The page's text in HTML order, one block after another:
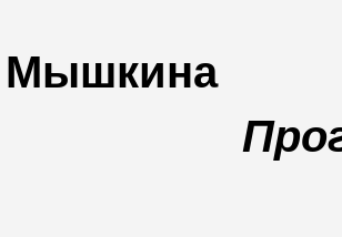
Мышкина